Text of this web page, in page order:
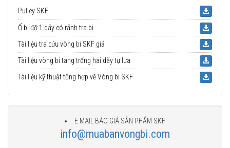
Pulley SKF
Ổ bi đỡ 1 dãy có rãnh tra bi
Tài liệu tra cứu vòng bi SKF giả
Tài liệu vòng bi tang trống hai dãy tự lựa
Tài liệu kỹ thuật tổng hợp về Vòng bi SKF
E MAIL BÁO GIÁ SẢN PHẨM SKF
info@muabanvongbi.com